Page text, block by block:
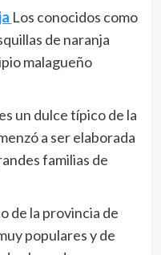
Los conocidos como
de naranja
malagueño
un dulce típico de la
a ser elaborada
familias de
de la provincia de
populares y de